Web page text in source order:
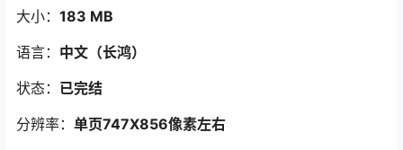
大小： 183 MB
语言： 中文（长鸿）
状态： 已完结
分辨率： 单页747X856像素左右